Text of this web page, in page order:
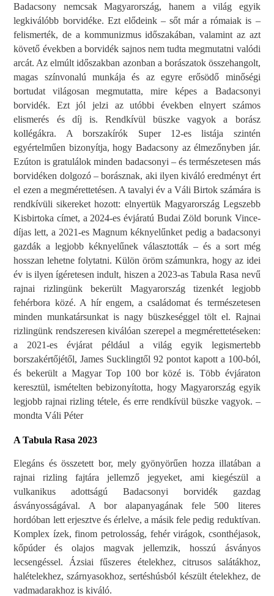
Badacsony nemcsak Magyarország, hanem a világ egyik
legkiválóbb borvidéke. Ezt elődeink – sőt már a rómaiak is –
felismerték, de a kommunizmus időszakában, valamint az azt
követő években a borvidék sajnos nem tudta megmutatni valódi
arcát. Az elmúlt időszakban azonban a borászatok összehangolt,
magas színvonalú munkája és az egyre erősödő minőségi
bortudat világosan megmutatta, mire képes a Badacsonyi
borvidék. Ezt jól jelzi az utóbbi években elnyert számos
elismerés és díj is. Rendkívül büszke vagyok a borász
kollégákra. A borszakírók Super 12-es listája szintén
egyértelműen bizonyítja, hogy Badacsony az élmezőnyben jár.
Ezúton is gratulálok minden badacsonyi – és természetesen más
borvidéken dolgozó – borásznak, aki ilyen kiváló eredményt ért
el ezen a megmérettetésen. A tavalyi év a Váli Birtok számára is
rendkívüli sikereket hozott: elnyertük Magyarország Legszebb
Kisbirtoka címet, a 2024-es évjáratú Budai Zöld borunk Vince-
díjas lett, a 2021-es Magnum kéknyelűnket pedig a badacsonyi
gazdák a legjobb kéknyelűnek választották – és a sort még
hosszan lehetne folytatni. Külön öröm számunkra, hogy az idei
év is ilyen ígéretesen indult, hiszen a 2023-as Tabula Rasa nevű
rajnai rizlingünk bekerült Magyarország tizenkét legjobb
fehérbora közé. A hír engem, a családomat és természetesen
minden munkatársunkat is nagy büszkeséggel tölt el. Rajnai
rizlingünk rendszeresen kiválóan szerepel a megmérettetéseken:
a 2021-es évjárat például a világ egyik legismertebb
borszakértőjétől, James Sucklingtől 92 pontot kapott a 100-ból,
és bekerült a Magyar Top 100 bor közé is. Több évjáraton
keresztül, ismételten bebizonyította, hogy Magyarország egyik
legjobb rajnai rizling tétele, és erre rendkívül büszke vagyok. –
mondta Váli Péter
A Tabula Rasa 2023
Elegáns és összetett bor, mely gyönyörűen hozza illatában a
rajnai rizling fajtára jellemző jegyeket, ami kiegészül a
vulkanikus adottságú Badacsonyi borvidék gazdag
ásványosságával. A bor alapanyagának fele 500 literes
hordóban lett erjesztve és érlelve, a másik fele pedig reduktívan.
Komplex ízek, finom petrolosság, fehér virágok, csonthéjasok,
kőpúder és olajos magvak jellemzik, hosszú ásványos
lecsengéssel. Ázsiai fűszeres ételekhez, citrusos salátákhoz,
halételekhez, szárnyasokhoz, sertéshúsból készült ételekhez, de
vadmadarakhoz is kiváló.